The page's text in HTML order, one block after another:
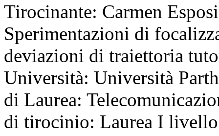
Tirocinante: Carmen
Sperimentazioni di
deviazioni di traiettoria
Università: Università
di Laurea:
di tirocinio: Laurea I livello